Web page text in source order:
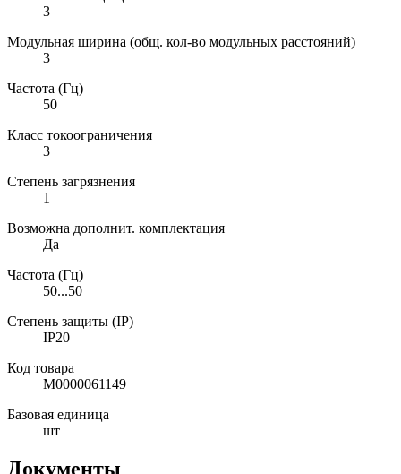
3
Модульная ширина (общ. кол-во модульных расстояний)
3
Частота (Гц)
50
Класс токоограничения
3
Степень загрязнения
1
Возможна дополнит. комплектация
Да
Частота (Гц)
50...50
Степень защиты (IP)
IP20
Код товара
М0000061149
Базовая единица
шт
Документы